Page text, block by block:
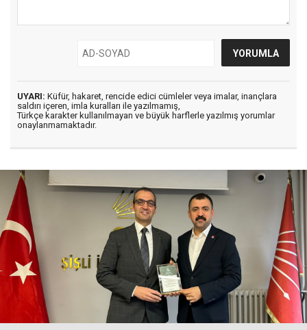
UYARI: Küfür, hakaret, rencide edici cümleler veya imalar, inançlara
saldırı içeren, imla kuralları ile yazılmamış,
Türkçe karakter kullanılmayan ve büyük harflerle yazılmış yorumlar
onaylanmamaktadır.